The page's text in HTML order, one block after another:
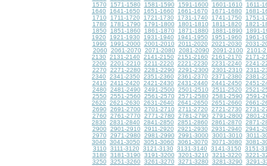
1570
1571-1580 1581-1590 1591-1600 1601-1610
1611-
1640
1641-1650 1651-1660 1661-1670 1671-1680
1681-
1710
1711-1720 1721-1730 1731-1740 1741-1750
1751-
1780
1781-1790 1791-1800 1801-1810 1811-1820
1821-
1850
1851-1860 1861-1870 1871-1880 1881-1890
1891-
1920
1921-1930 1931-1940 1941-1950 1951-1960
1961-
1990
1991-2000 2001-2010 2011-2020 2021-2030
2031-
2060
2061-2070 2071-2080 2081-2090 2091-2100
2101-
2130
2131-2140 2141-2150 2151-2160 2161-2170
2171-
2200
2201-2210 2211-2220 2221-2230 2231-2240
2241-
2270
2271-2280 2281-2290 2291-2300 2301-2310
2311-
2340
2341-2350 2351-2360 2361-2370 2371-2380
2381-
2410
2411-2420 2421-2430 2431-2440 2441-2450
2451-
2480
2481-2490 2491-2500 2501-2510 2511-2520
2521-
2550
2551-2560 2561-2570 2571-2580 2581-2590
2591-
2620
2621-2630 2631-2640 2641-2650 2651-2660
2661-
2690
2691-2700 2701-2710 2711-2720 2721-2730
2731-
2760
2761-2770 2771-2780 2781-2790 2791-2800
2801-
2830
2831-2840 2841-2850 2851-2860 2861-2870
2871-
2900
2901-2910 2911-2920 2921-2930 2931-2940
2941-
2970
2971-2980 2981-2990 2991-3000 3001-3010
3011-
3040
3041-3050 3051-3060 3061-3070 3071-3080
3081-
3110
3111-3120 3121-3130 3131-3140 3141-3150
3151-
3180
3181-3190 3191-3200 3201-3210 3211-3220
3221-
3250
3251-3260 3261-3270 3271-3280 3281-3290
3291-